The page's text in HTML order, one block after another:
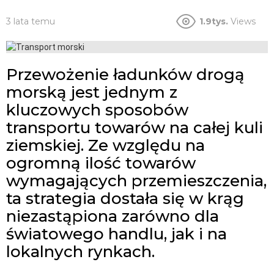
3 lata temu 1.9tys. Views
Przewożenie ładunków drogą
morską jest jednym z
kluczowych sposobów
transportu towarów na całej kuli
ziemskiej. Ze względu na
ogromną ilość towarów
wymagających przemieszczenia,
ta strategia dostała się w krąg
niezastąpiona zarówno dla
światowego handlu, jak i na
lokalnych rynkach.